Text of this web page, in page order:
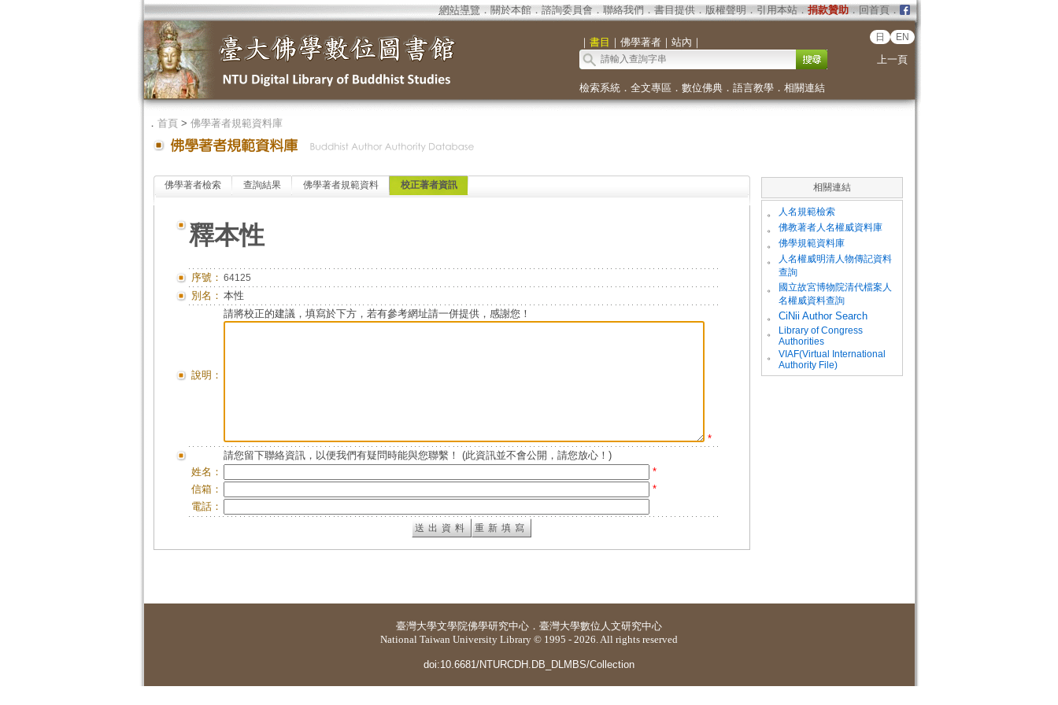
網站導覽 ． 關於本館． 諮詢委員會． 聯絡我們 ． 書目提供． 版權聲明 ． 引用本站． 捐款贊助．回首頁．
｜ 書目 ｜ 佛學著者｜ 站內 ｜ 日 EN
上一頁
檢索系統． 全文專區 ． 數位佛典． 語言教學． 相關連結
． 首頁> 佛學著者規範資料庫
佛學著者檢索 查詢結果 佛學著者規範資料 校正著者資訊
釋本性
序號： 64125
別名： 本性
說明：
請將校正的建議，填寫於下方，若有參考網址請一併提供，感謝您！
*
請您留下聯絡資訊，以便我們有疑問時能與您聯繫！ (此資訊並不會公開，請您放心！)
姓名：
*
信箱：
*
電話：
相關連結
。 人名規範檢索
。 佛教著者人名權威資料庫
。 佛學規範資料庫
。
人名權威明清人物傳記資料
查詢
。
國立故宮博物院清代檔案人
名權威資料查詢
。
CiNii Author Search
。
Library of Congress
Authorities
。
VIAF(Virtual International
Authority File)
臺灣大學文學院佛學研究中心 ． 臺灣大學數位人文研究中心
National Taiwan University Library © 1995 - 2026. All rights reserved
doi:10.6681/NTURCDH.DB_DLMBS/Collection